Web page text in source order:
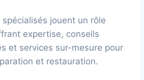
spécialisés jouent un rôle
expertise, conseils
et services sur-mesure pour
et restauration.